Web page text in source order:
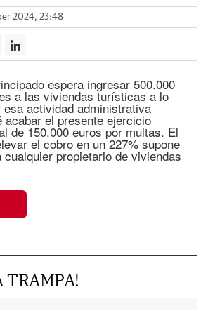
2024, 23:48
espera ingresar 500.000
a las viviendas turísticas a lo
esa actividad administrativa
acabar el presente ejercicio
de 150.000 euros por multas. El
el cobro en un 227% supone
cualquier propietario de viviendas
TRAMPA!